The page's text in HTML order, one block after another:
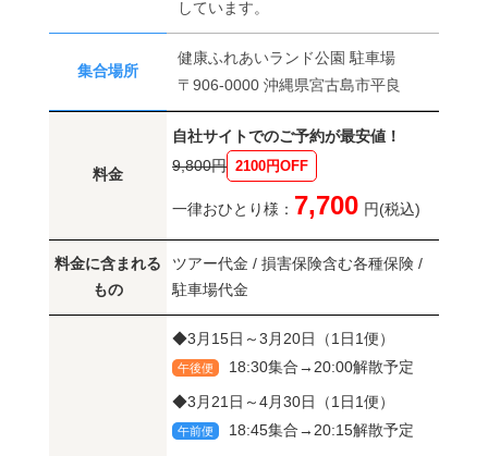
しています。
集合場所
健康ふれあいランド公園 駐車場
〒906-0000 沖縄県宮古島市平良
料金
自社サイトでのご予約が最安値！
9,800円 2100円OFF
一律おひとり様： 7,700 円(税込)
料金に含まれる
もの
ツアー代金 / 損害保険含む各種保険 /
駐車場代金
◆3月15日～3月20日（1日1便）
午後便 18:30集合→20:00解散予定
◆3月21日～4月30日（1日1便）
午前便 18:45集合→20:15解散予定